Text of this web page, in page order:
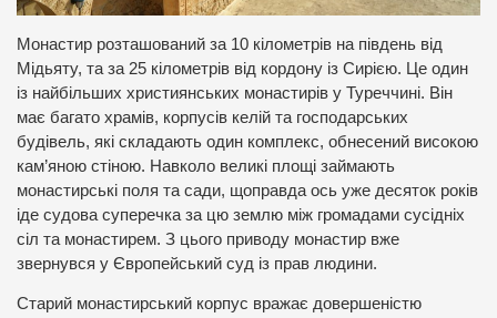
Монастир розташований за 10 кілометрів на південь від
Мідьяту, та за 25 кілометрів від кордону із Сирією. Це один
із найбільших християнських монастирів у Туреччині. Він
має багато храмів, корпусів келій та господарських
будівель, які складають один комплекс, обнесений високою
кам’яною стіною. Навколо великі площі займають
монастирські поля та сади, щоправда ось уже десяток років
іде судова суперечка за цю землю між громадами сусідніх
сіл та монастирем. З цього приводу монастир вже
звернувся у Європейський суд із прав людини.
Старий монастирський корпус вражає довершеністю